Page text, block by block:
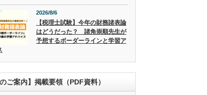
2026/8/6
【税理士試験】今年の財務諸表論
はどうだった？ 諸角崇順先生が
予想するボーダーラインと学習ア
のご案内】掲載要領（PDF資料）